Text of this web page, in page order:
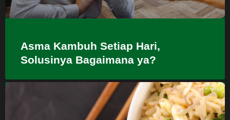
Asma Kambuh Setiap Hari,
Solusinya Bagaimana ya?